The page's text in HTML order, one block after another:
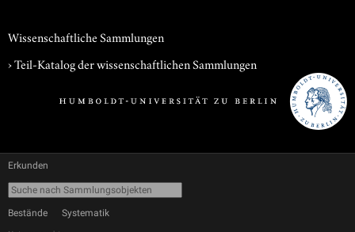
Wissenschaftliche Sammlungen
› Teil-Katalog der wissenschaftlichen Sammlungen
Erkunden
Bestände Systematik